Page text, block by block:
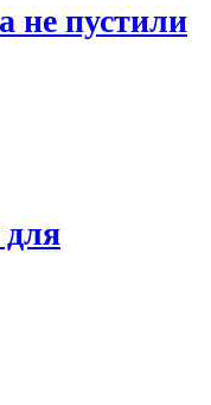
не пустили